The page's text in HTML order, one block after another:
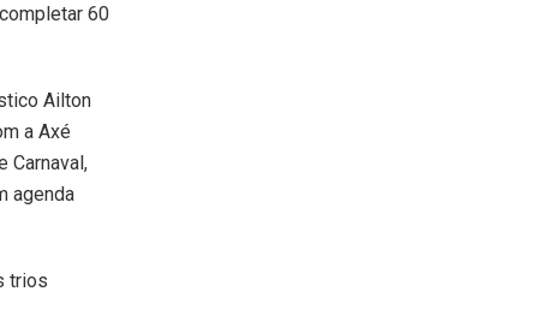
60
Ailton
a Axé
Carnaval,
agenda
trios